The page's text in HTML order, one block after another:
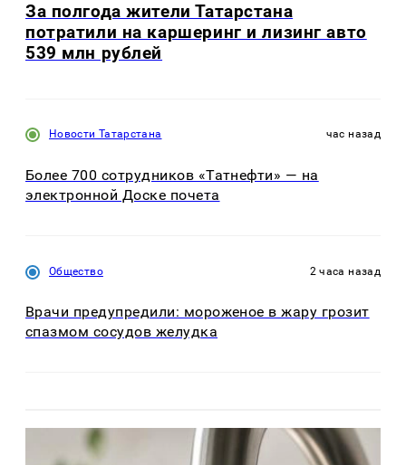
За полгода жители Татарстана
потратили на каршеринг и лизинг авто
539 млн рублей
Новости Татарстана час назад
Более 700 сотрудников «Татнефти» — на
электронной Доске почета
Общество 2 часа назад
Врачи предупредили: мороженое в жару грозит
спазмом сосудов желудка